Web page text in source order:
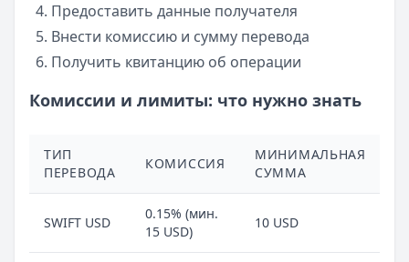
Предоставить данные получателя
Внести комиссию и сумму перевода
Получить квитанцию об операции
Комиссии и лимиты: что нужно знать
ТИП
ПЕРЕВОДА
КОМИССИЯ
МИНИМАЛЬНАЯ
СУММА
SWIFT USD
0.15% (мин.
15 USD)
10 USD